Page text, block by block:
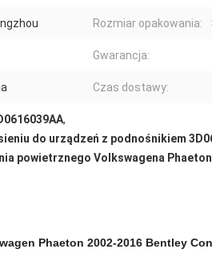
Rozmiar opakowania:
Gwarancja:
Czas dostawy:
,
do urządzeń z podnośnikiem
powietrznego Volkswagena Phaeton
Phaeton 2002-2016 Bentley